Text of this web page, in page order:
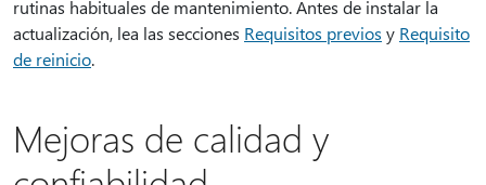
rutinas habituales de mantenimiento. Antes de instalar la
actualización, lea las secciones Requisitos previos y Requisito
de reinicio.
Mejoras de calidad y